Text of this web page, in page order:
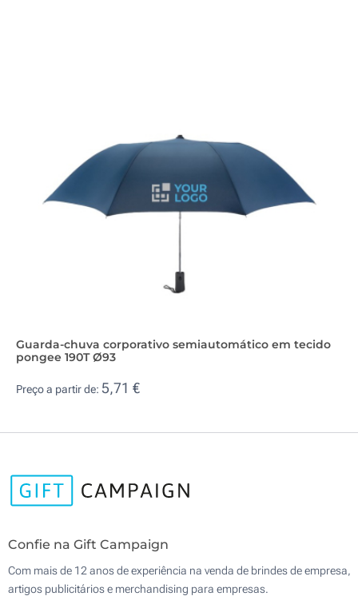
Guarda-chuva corporativo semiautomático em tecido
pongee 190T Ø93
Preço a partir de: 5,71 €
Confie na Gift Campaign
Com mais de 12 anos de experiência na venda de brindes de empresa,
artigos publicitários e merchandising para empresas.